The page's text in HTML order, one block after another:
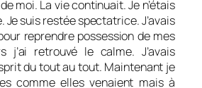
moi. La vie continuait. Je n’étais
Je suis restée spectatrice. J’avais
reprendre possession de mes
j’ai retrouvé le calme. J’avais
du tout au tout. Maintenant je
comme elles venaient mais à